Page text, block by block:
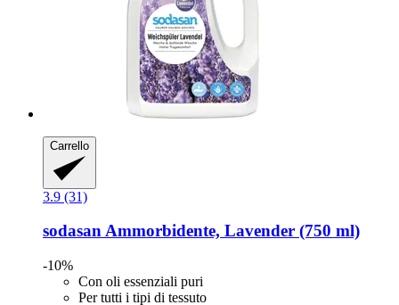
Carrello
3.9 (31)
sodasanAmmorbidente, Lavender (750 ml)
-10%
Con oli essenziali puri
Per tutti i tipi di tessuto